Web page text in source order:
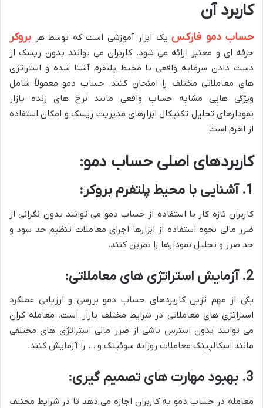
کاربرد آن
حساب دمو فارکس یک ابزار آموزشی است که توسط هر بروکر
حرفه ای و معتبر ارائه می شود. کاربران می توانند بدون ریسک از
دست دادن سرمایه واقعی با محیط پلتفرم آشنا شده و استراتژی
های معاملاتی مختلف را امتحان کنند. حساب دمو معمولاً شامل
ویژگی هایی مشابه حساب واقعی مانند نرخ های زنده بازار
نمودارهای تحلیل تکنیکال ابزارهای مدیریت ریسک و امکان استفاده
از اهرم است.
کاربردهای اصلی حساب دمو:
1. آشنایی با محیط پلتفرم بروکر:
کاربران تازه کار با استفاده از حساب دمو می توانند بدون نگرانی از
ضرر مالی نحوه استفاده از ابزارها اجرای معاملات تنظیم حد سود و
حد ضرر و تحلیل نمودارها را تمرین کنند.
2. آزمایش استراتژی های معاملاتی:
یکی از مهم ترین کاربردهای حساب دمو بررسی و ارزیابی عملکرد
استراتژی های معاملاتی در شرایط مختلف بازار است. معامله گران
می توانند بدون استرس ناشی از ضرر مالی استراتژی های مختلفی
مانند اسکالپینگ معاملات روزانه سوئینگ و … را آزمایش کنند.
3. بهبود مهارت های تصمیم گیری:
معامله در حساب دمو به کاربران اجازه می دهد تا در شرایط مختلف